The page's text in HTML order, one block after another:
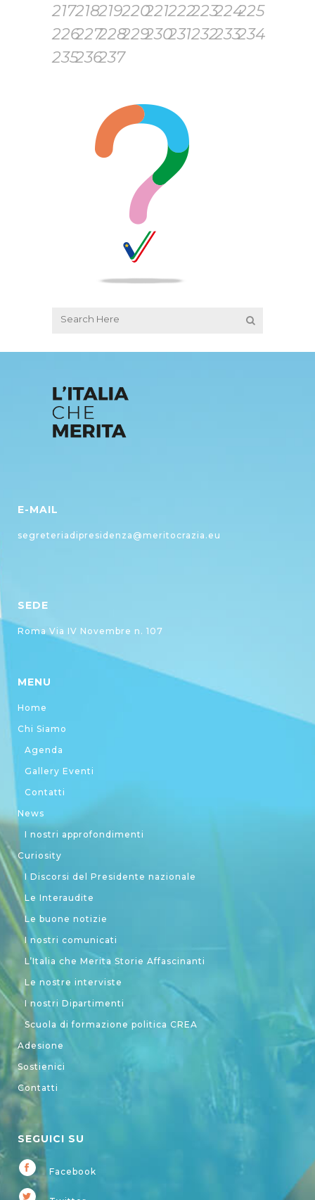
217218219220221222223224225
226227228229230231232233234
235236237
E-MAIL
segreteriadipresidenza@meritocrazia.eu
SEDE
Roma Via IV Novembre n. 107
MENU
Home
Chi Siamo
Agenda
Gallery Eventi
Contatti
News
I nostri approfondimenti
Curiosity
I Discorsi del Presidente nazionale
Le Interaudite
Le buone notizie
I nostri comunicati
L’Italia che Merita Storie Affascinanti
Le nostre interviste
I nostri Dipartimenti
Scuola di formazione politica CREA
Adesione
Sostienici
Contatti
SEGUICI SU
Facebook